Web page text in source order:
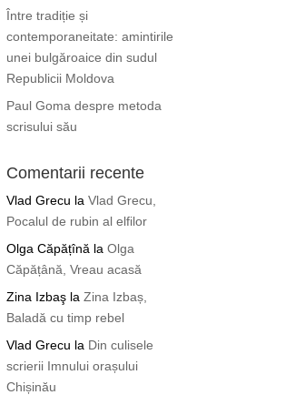
Între tradiție și
contemporaneitate: amintirile
unei bulgăroaice din sudul
Republicii Moldova
Paul Goma despre metoda
scrisului său
Comentarii recente
Vlad Grecu laVlad Grecu,
Pocalul de rubin al elfilor
Olga Căpățînă laOlga
Căpățână, Vreau acasă
Zina Izbaş laZina Izbaș,
Baladă cu timp rebel
Vlad Grecu la Din culisele
scrierii Imnului orașului
Chișinău